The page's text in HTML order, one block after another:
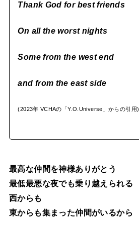
Thank God for best friends
On all the worst nights
Some from the west end
and from the east side
(2023年 VCHAの「Y.O.Universe」からの引用)
最高な仲間を神様ありがとう
最低最悪な夜でも乗り越えられる
西からも
東からも集まった仲間がいるから